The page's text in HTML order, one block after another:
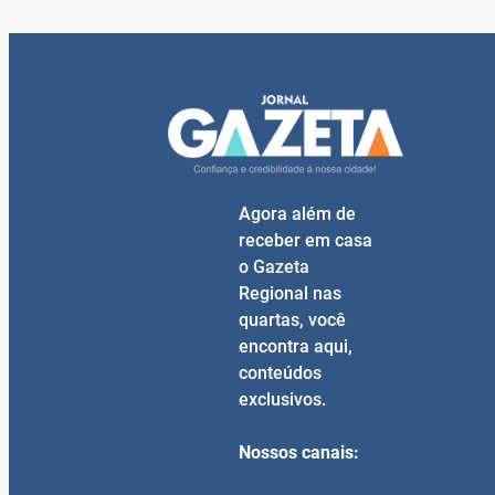
Agora além de
receber em casa
o Gazeta
Regional nas
quartas, você
encontra aqui,
conteúdos
exclusivos.
Nossos canais: